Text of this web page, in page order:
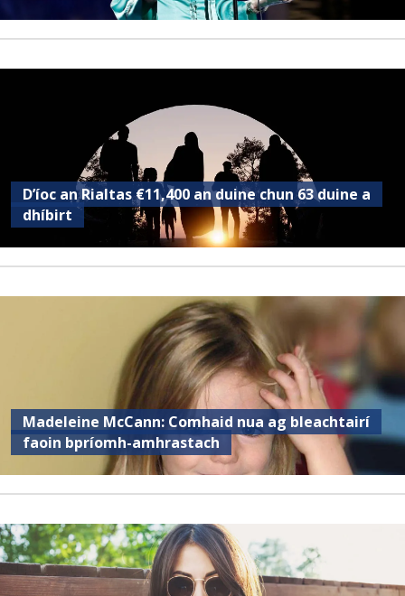
D’íoc an Rialtas €11,400 an duine chun 63 duine a
dhíbirt
Madeleine McCann: Comhaid nua ag bleachtairí
faoin bpríomh-amhrastach